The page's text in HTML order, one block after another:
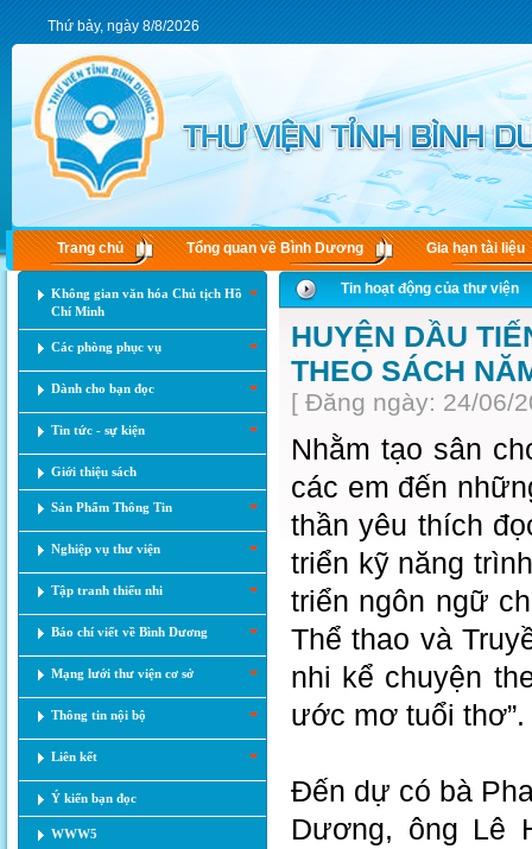
Thứ bảy, ngày 8/8/2026
Trang chủ Tổng quan về Bình Dương Gia hạn tài liệu
Không gian văn hóa Chủ tịch Hồ
Chí Minh
Các phòng phục vụ
Dành cho bạn đọc
Tin tức - sự kiện
Giới thiệu sách
Sản Phẩm Thông Tin
Nghiệp vụ thư viện
Tập tranh thiếu nhi
Báo chí viết về Bình Dương
Mạng lưới thư viện cơ sở
Thông tin nội bộ
Liên kết
Ý kiến bạn đọc
WWW5
Tin hoạt động của thư viện
HUYỆN DẦU
THEO SÁCH
[ Đăng ngày: 24/06/
Nhằm tạo sân
các em đến
thần yêu thích
triển kỹ năng
triển ngôn ngữ
Thể thao và
nhi kể chuyện
ước mơ tuổi thơ”.
Đến dự có bà
Dương, ông Lê